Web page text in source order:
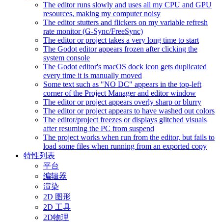
The editor runs slowly and uses all my CPU and GPU
resources, making my computer noisy
The editor stutters and flickers on my variable refresh
rate monitor (G-Sync/FreeSync)
The editor or project takes a very long time to start
The Godot editor appears frozen after clicking the
system console
The Godot editor's macOS dock icon gets duplicated
every time it is manually moved
Some text such as "NO DC" appears in the top-left
corner of the Project Manager and editor window
The editor or project appears overly sharp or blurry
The editor or project appears to have washed out colors
The editor/project freezes or displays glitched visuals
after resuming the PC from suspend
The project works when run from the editor, but fails to
load some files when running from an exported copy
特性列表
平台
编辑器
渲染
2D 图形
2D 工具
2D物理